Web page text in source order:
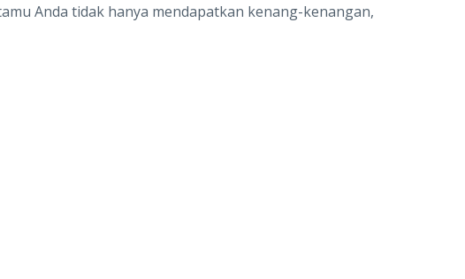
Anda tidak hanya mendapatkan kenang-kenangan,